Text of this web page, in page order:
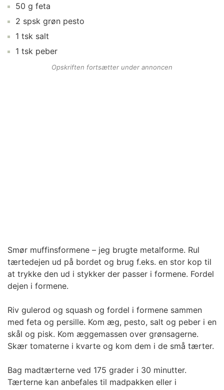
50 g feta
2 spsk grøn pesto
1 tsk salt
1 tsk peber
Opskriften fortsætter under annoncen
Smør muffinsformene – jeg brugte metalforme. Rul
tærtedejen ud på bordet og brug f.eks. en stor kop til
at trykke den ud i stykker der passer i formene. Fordel
dejen i formene.
Riv gulerod og squash og fordel i formene sammen
med feta og persille. Kom æg, pesto, salt og peber i en
skål og pisk. Kom æggemassen over grønsagerne.
Skær tomaterne i kvarte og kom dem i de små tærter.
Bag madtærterne ved 175 grader i 30 minutter.
Tærterne kan anbefales til madpakken eller i